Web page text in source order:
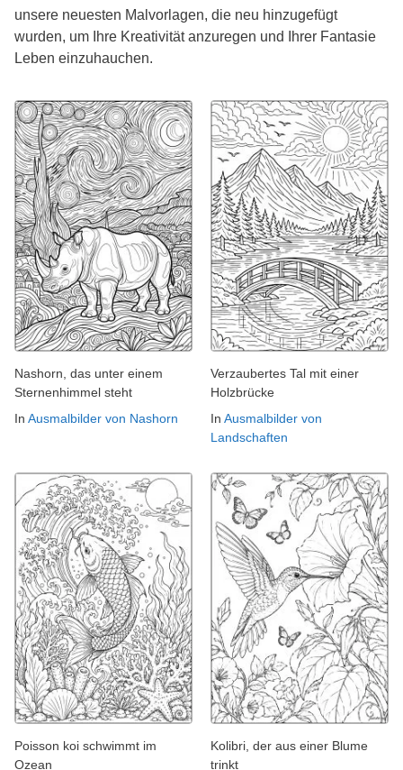
unsere neuesten Malvorlagen, die neu hinzugefügt
wurden, um Ihre Kreativität anzuregen und Ihrer Fantasie
Leben einzuhauchen.
Nashorn, das unter einem
Sternenhimmel steht
In Ausmalbilder von Nashorn
Verzaubertes Tal mit einer
Holzbrücke
In Ausmalbilder von
Landschaften
Poisson koi schwimmt im
Ozean
Kolibri, der aus einer Blume
trinkt